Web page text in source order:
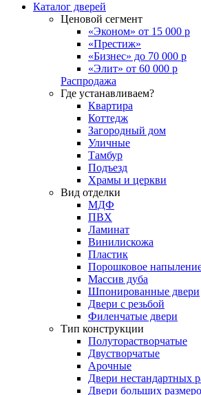
Каталог дверей
Ценовой сегмент
«Эконом» от 15 000 р
«Престиж»
«Бизнес» до 70 000 р
«Элит» от 60 000 р
Распродажа
Где устанавливаем?
Квартира
Коттедж
Загородный дом
Уличные
Тамбур
Подъезд
Храмы и церкви
Вид отделки
МДФ
ПВХ
Ламинат
Винилискожа
Пластик
Порошковое
Массив дуба
Шпонированные двери
Двери с резьбой
Филенчатые двери
Тип конструкции
Полуторастворчатые
Двустворчатые
Арочные
Двери нестандартных
Двери больших